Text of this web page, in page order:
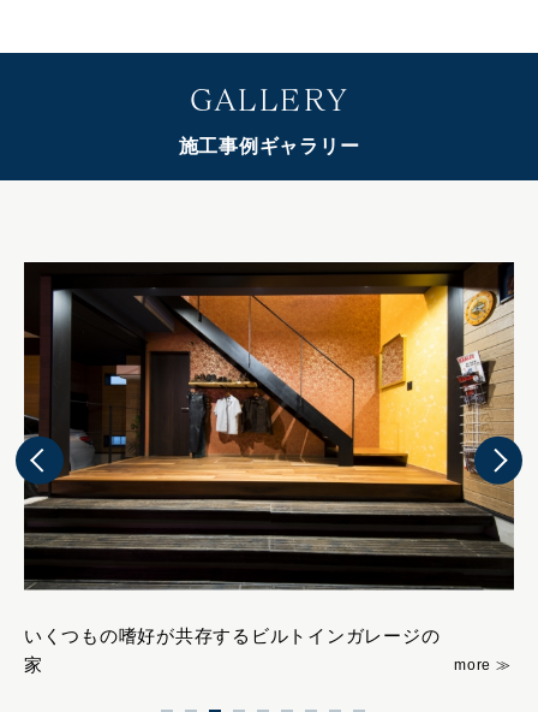
GALLERY
施工事例ギャラリー
いくつもの嗜好が共存するビルトインガレージの
家